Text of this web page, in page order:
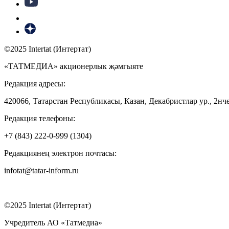
©2025 Intertat (Интертат)
«ТАТМЕДИА» акционерлык җәмгыяте
Редакция адресы:
420066, Татарстан Республикасы, Казан, Декабристлар ур.,
Редакция телефоны:
+7 (843) 222-0-999 (1304)
Редакциянең электрон почтасы:
infotat@tatar-inform.ru
©2025 Intertat (Интертат)
Учредитель АО «Татмедиа»